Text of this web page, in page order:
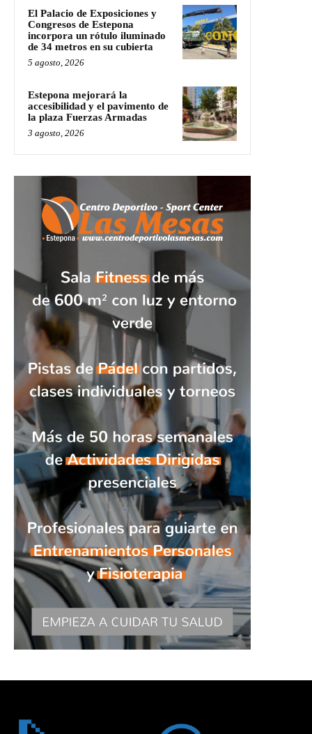
El Palacio de Exposiciones y
Congresos de Estepona
incorpora un rótulo iluminado
de 34 metros en su cubierta
5 agosto, 2026
Estepona mejorará la
accesibilidad y el pavimento de
la plaza Fuerzas Armadas
3 agosto, 2026